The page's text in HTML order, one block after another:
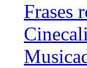
Frases